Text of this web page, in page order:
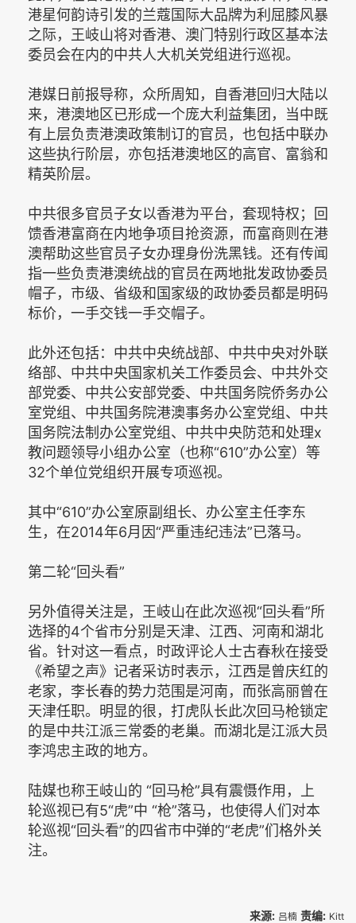
港星何韵诗引发的兰蔻国际大品牌为利屈膝风暴
之际，王岐山将对香港、澳门特别行政区基本法
委员会在内的中共人大机关党组进行巡视。
港媒日前报导称，众所周知，自香港回归大陆以
来，港澳地区已形成一个庞大利益集团，当中既
有上层负责港澳政策制订的官员，也包括中联办
这些执行阶层，亦包括港澳地区的高官、富翁和
精英阶层。
中共很多官员子女以香港为平台，套现特权；回
馈香港富商在内地争项目抢资源，而富商则在港
澳帮助这些官员子女办理身份洗黑钱。还有传闻
指一些负责港澳统战的官员在两地批发政协委员
帽子，市级、省级和国家级的政协委员都是明码
标价，一手交钱一手交帽子。
此外还包括：中共中央统战部、中共中央对外联
络部、中共中央国家机关工作委员会、中共外交
部党委、中共公安部党委、中共国务院侨务办公
室党组、中共国务院港澳事务办公室党组、中共
国务院法制办公室党组、中共中央防范和处理x
教问题领导小组办公室（也称“610”办公室）等
32个单位党组织开展专项巡视。
其中“610”办公室原副组长、办公室主任李东
生，在2014年6月因“严重违纪违法”已落马。
第二轮“回头看”
另外值得关注是，王岐山在此次巡视“回头看”所
选择的4个省市分别是天津、江西、河南和湖北
省。针对这一看点，时政评论人士古春秋在接受
《希望之声》记者采访时表示，江西是曾庆红的
老家，李长春的势力范围是河南，而张高丽曾在
天津任职。明显的很，打虎队长此次回马枪锁定
的是中共江派三常委的老巢。而湖北是江派大员
李鸿忠主政的地方。
陆媒也称王岐山的 “回马枪”具有震慑作用，上
轮巡视已有5“虎”中 “枪”落马，也使得人们对本
轮巡视“回头看”的四省市中弹的“老虎”们格外关
注。
来源: 吕楠 责编: Kitt